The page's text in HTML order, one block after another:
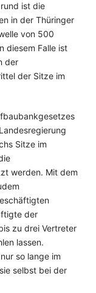
ist die
in der Thüringer
von 500
diesem Falle ist
der
der Sitze im
Sitze im
werden. Mit dem
der
zu drei Vertreter
lassen.
so lange im
selbst bei der